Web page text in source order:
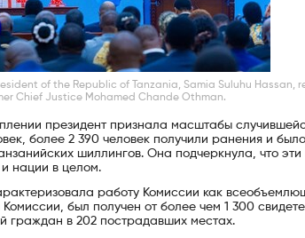
of the Republic of Tanzania, Samia Suluhu
Chief Justice Mohamed Chande Othman.
президент признала масштабы
более 2 390 человек получили ранения и
шиллингов. Она подчеркнула, что
нации в целом.
работу Комиссии как
был получен от более чем 1 300
граждан в 202 пострадавших местах.